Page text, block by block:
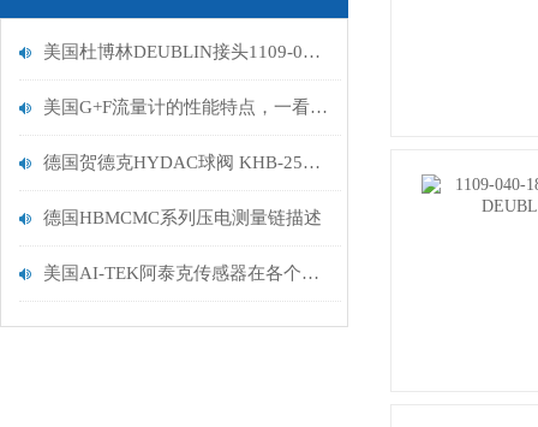
美国杜博林DEUBLIN接头1109-040-188到货
美国G+F流量计的性能特点，一看便知
德国贺德克HYDAC球阀 KHB-25SR-1114到货
德国HBMCMC系列压电测量链描述
美国AI-TEK阿泰克传感器在各个领域都发挥着重要作用